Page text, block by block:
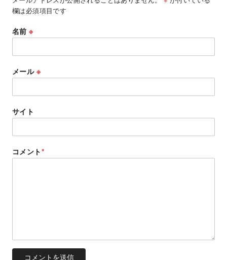
欄は必須項目です
名前※
メール ※
サイト
コメント*